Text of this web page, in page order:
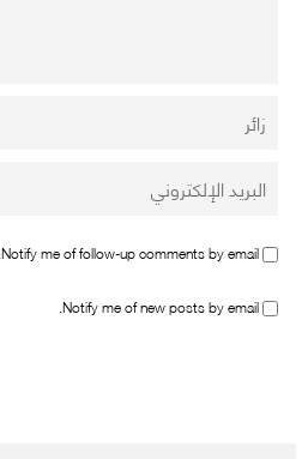
Notify me of follow-up comments by email.
Notify me of new posts by email.